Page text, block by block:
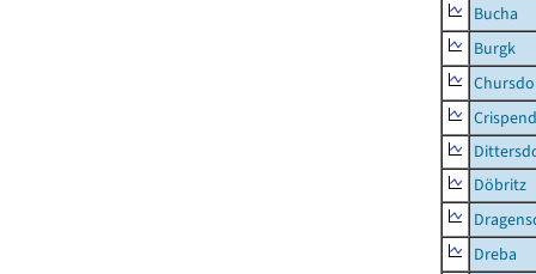
Bucha
Burgk
Döbritz
Dreba